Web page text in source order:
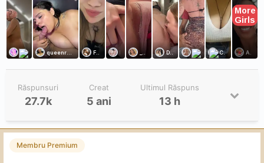
Răspunsuri
27.7k
Creat
5 ani
Ultimul Răspuns
13 h
Membru Premium